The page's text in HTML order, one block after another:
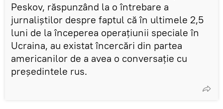
Peskov, răspunzând la o întrebare a
jurnaliștilor despre faptul că în ultimele 2,5
luni de la începerea operațiunii speciale în
Ucraina, au existat încercări din partea
americanilor de a avea o conversație cu
președintele rus.